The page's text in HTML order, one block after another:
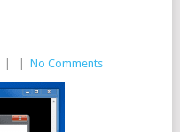
No Comments